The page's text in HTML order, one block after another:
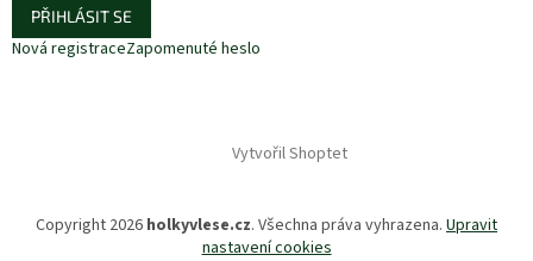
PŘIHLÁSIT SE
Nová registraceZapomenuté heslo
Vytvořil Shoptet
Copyright 2026 holkyvlese.cz. Všechna práva vyhrazena. Upravit
nastavení cookies